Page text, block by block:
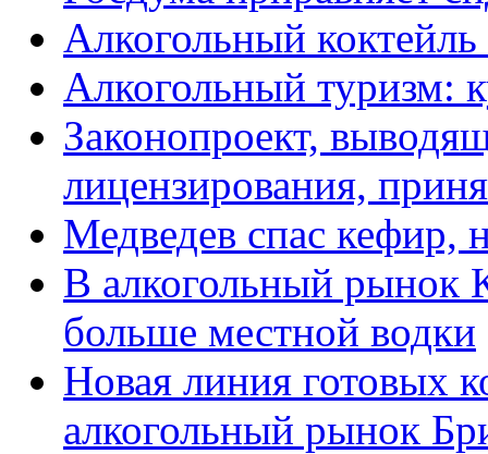
Алкогольный
Алкогольный туризм:
Законопроект,
лицензирования,
Медведев спас кефир,
В алкогольный рынок
больше местной водки
Новая линия готовых
алкогольный рынок